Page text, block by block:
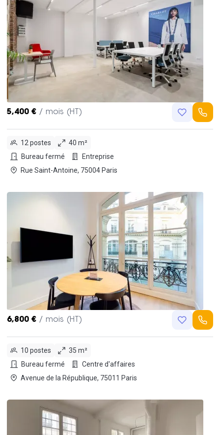
5,400 € / mois (HT)
12 postes
40 m²
Bureau fermé
Entreprise
Rue Saint-Antoine, 75004 Paris
6,800 € / mois (HT)
10 postes
35 m²
Bureau fermé
Centre d'affaires
Avenue de la République, 75011 Paris